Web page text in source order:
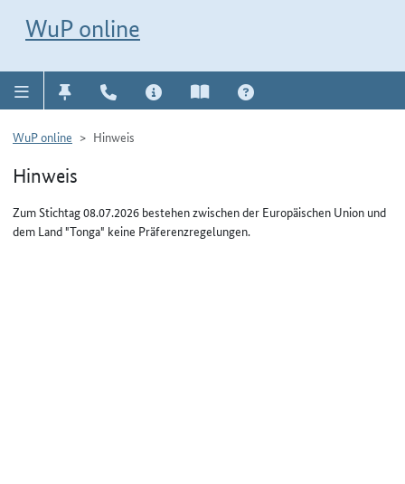
WuP online
WuP online Hinweis
Hinweis
Zum Stichtag 08.07.2026 bestehen zwischen der Europäischen Union und
dem Land "Tonga" keine Präferenzregelungen.